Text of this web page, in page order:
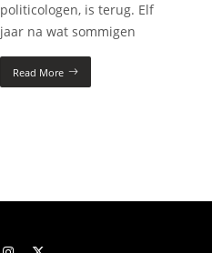
politicologen, is terug. Elf
jaar na wat sommigen
Read More